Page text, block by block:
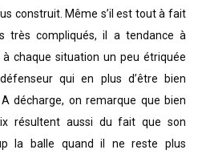
construit. Même s’il est tout à fait
très compliqués, il a tendance à
chaque situation un peu étriquée
qui en plus d’être bien
décharge, on remarque que bien
résultent aussi du fait que son
la balle quand il ne reste plus